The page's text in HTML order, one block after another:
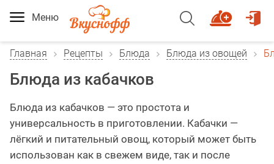
Меню
Главная Рецепты Блюда Блюда из овощей
Блюда из кабачков
Блюда из кабачков — это простота и
универсальность в приготовлении. Кабачки —
лёгкий и питательный овощ, который может быть
использован как в свежем виде, так и после